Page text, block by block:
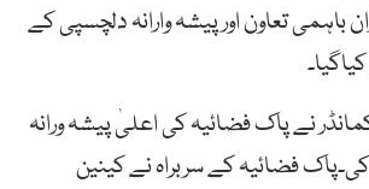
باہمی تعاون اور پیشہ وارانہ دلچسپی کے
نے پاک فضائیہ کی اعلیٰ پیشہ ورانہ
فضائیہ کے سربراہ نے کینین